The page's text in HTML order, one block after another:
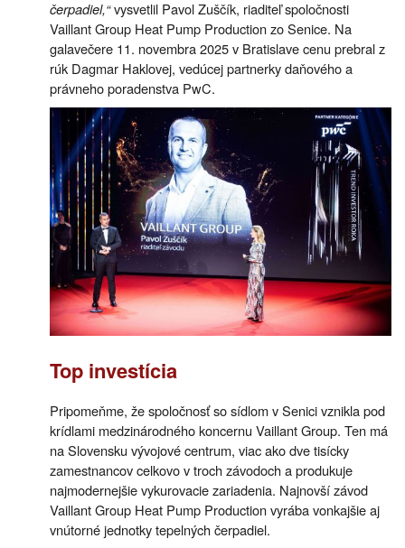
čerpadiel,“vysvetlil Pavol Zuščík, riaditeľ spoločnosti
Vaillant Group Heat Pump Production zo Senice. Na
galavečere 11. novembra 2025 v Bratislave cenu prebral z
rúk Dagmar Haklovej, vedúcej partnerky daňového a
právneho poradenstva PwC.
Top investícia
Pripomeňme, že spoločnosť so sídlom v Senici vznikla pod
krídlami medzinárodného koncernu Vaillant Group. Ten má
na Slovensku vývojové centrum, viac ako dve tisícky
zamestnancov celkovo v troch závodoch a produkuje
najmodernejšie vykurovacie zariadenia. Najnovší závod
Vaillant Group Heat Pump Production vyrába vonkajšie aj
vnútorné jednotky tepelných čerpadiel.